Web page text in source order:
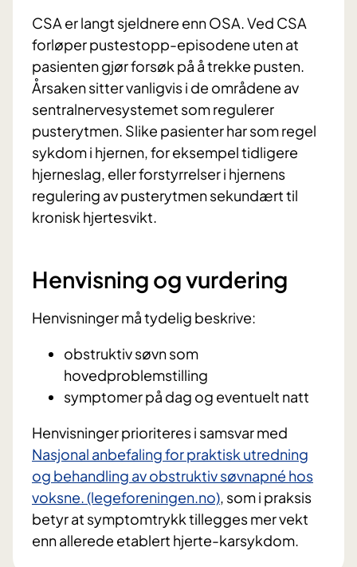
CSA er langt sjeldnere enn OSA. Ved CSA
forløper pustestopp-episodene uten at
pasienten gjør forsøk på å trekke pusten.
Årsaken sitter vanligvis i de områdene av
sentralnervesystemet som regulerer
pusterytmen. Slike pasienter har som regel
sykdom i hjernen, for eksempel tidligere
hjerneslag, eller forstyrrelser i hjernens
regulering av pusterytmen sekundært til
kronisk hjertesvikt.
Henvisning og vurdering
Henvisninger må tydelig beskrive:
obstruktiv søvn som
hovedproblemstilling
symptomer på dag og eventuelt natt
Henvisninger prioriteres i samsvar med
Nasjonal anbefaling for praktisk utredning
og behandling av obstruktiv søvnapné hos
voksne. (legeforeningen.no), som i praksis
betyr at symptomtrykk tillegges mer vekt
enn allerede etablert hjerte-karsykdom.